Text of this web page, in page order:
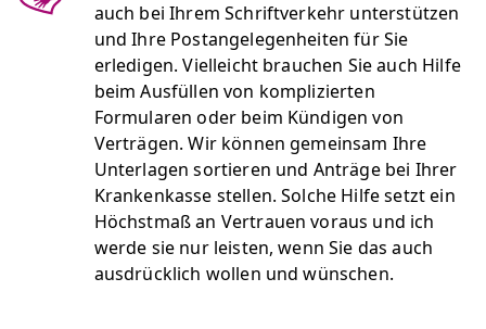
auch bei Ihrem Schriftverkehr unterstützen
und Ihre Postangelegenheiten für Sie
erledigen. Vielleicht brauchen Sie auch Hilfe
beim Ausfüllen von komplizierten
Formularen oder beim Kündigen von
Verträgen. Wir können gemeinsam Ihre
Unterlagen sortieren und Anträge bei Ihrer
Krankenkasse stellen. Solche Hilfe setzt ein
Höchstmaß an Vertrauen voraus und ich
werde sie nur leisten, wenn Sie das auch
ausdrücklich wollen und wünschen.